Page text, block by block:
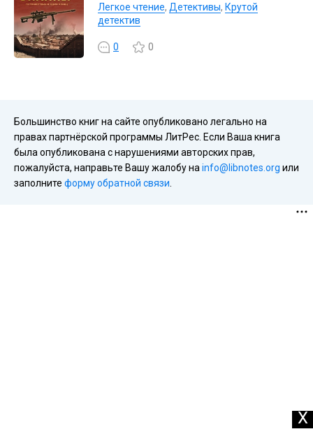
Легкое чтение, Детективы, Крутой
детектив
0 0
Большинство книг на сайте опубликовано легально на
правах партнёрской программы ЛитРес. Если Ваша книга
была опубликована с нарушениями авторских прав,
пожалуйста, направьте Вашу жалобу на info@libnotes.org или
заполните форму обратной связи
X